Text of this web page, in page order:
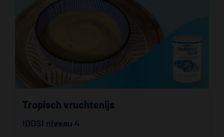
Tropisch vruchtenijs
IDDSI niveau 4